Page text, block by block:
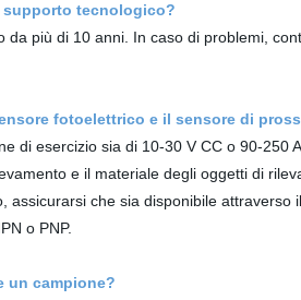
supporto tecnologico?
da più di 10 anni. In caso di problemi,
fotoelettrico e il sensore di
di esercizio sia di 10-30 V CC o 90-250
e il materiale degli oggetti di
assicurarsi che sia disponibile attraverso
o PNP.
un campione?